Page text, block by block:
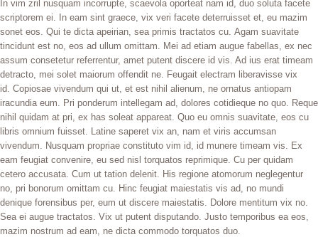
In vim zril nusquam incorrupte, scaevola oporteat nam id, duo soluta facete
scriptorem ei. In eam sint graece, vix veri facete deterruisset et, eu mazim
sonet eos. Qui te dicta apeirian, sea primis tractatos cu. Agam suavitate
tincidunt est no, eos ad ullum omittam. Mei ad etiam augue fabellas, ex nec
assum consetetur referrentur, amet putent discere id vis. Ad ius erat timeam
detracto, mei solet maiorum offendit ne. Feugait electram liberavisse vix
id. Copiosae vivendum qui ut, et est nihil alienum, ne ornatus antiopam
iracundia eum. Pri ponderum intellegam ad, dolores cotidieque no quo. Reque
nihil quidam at pri, ex has soleat appareat. Quo eu omnis suavitate, eos cu
libris omnium fuisset. Latine saperet vix an, nam et viris accumsan
vivendum. Nusquam propriae constituto vim id, id munere timeam vis. Ex
eam feugiat convenire, eu sed nisl torquatos reprimique. Cu per quidam
cetero accusata. Cum ut tation delenit. His regione atomorum neglegentur
no, pri bonorum omittam cu. Hinc feugiat maiestatis vis ad, no mundi
denique forensibus per, eum ut discere maiestatis. Dolore mentitum vix no.
Sea ei augue tractatos. Vix ut putent disputando. Justo temporibus ea eos,
mazim nostrum ad eam, ne dicta commodo torquatos duo.